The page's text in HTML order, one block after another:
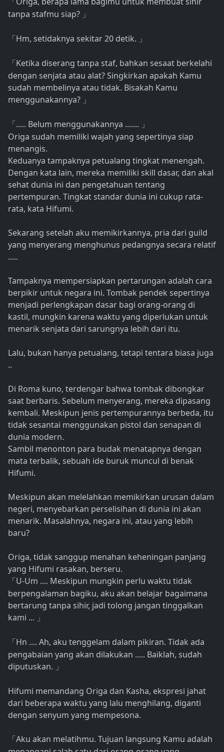
「
tanpa stafmu siap? 」
「 Hm, setidaknya sekitar 20 detik. 」
「 Ketika diserang tanpa staf, bahkan sesaat berkelahi
dengan senjata atau alat? Singkirkan apakah Kamu
sudah membelinya atau tidak. Bisakah Kamu
menggunakannya? 」
「 ..... Belum menggunakannya ....... 」
Origa sudah memiliki wajah yang sepertinya siap
menangis.
Keduanya tampaknya petualang tingkat menengah.
Dengan kata lain, mereka memiliki skill dasar, dan akal
sehat dunia ini dan pengetahuan tentang
pertempuran. Tingkat standar dunia ini cukup rata-
rata, kata Hifumi.
Sekarang setelah aku memikirkannya, pria dari guild
yang menyerang menghunus pedangnya secara relatif
.....
Tampaknya mempersiapkan pertarungan adalah cara
berpikir untuk negara ini. Tombak pendek sepertinya
menjadi perlengkapan dasar bagi orang-orang di
kastil, mungkin karena waktu yang diperlukan untuk
menarik senjata dari sarungnya lebih dari itu.
Lalu, bukan hanya petualang, tetapi tentara biasa juga
..
Di Roma kuno, terdengar bahwa tombak dibongkar
saat berbaris. Sebelum menyerang, mereka dipasang
kembali. Meskipun jenis pertempurannya berbeda, itu
tidak sesantai menggunakan pistol dan senapan di
dunia modern.
Sambil menonton para budak menatapnya dengan
mata terbalik, sebuah ide buruk muncul di benak
Hifumi.
Meskipun akan melelahkan memikirkan urusan dalam
negeri, menyebarkan perselisihan di dunia ini akan
menarik. Masalahnya, negara ini, atau yang lebih
baru?
Origa, tidak sanggup menahan keheningan panjang
yang Hifumi rasakan, berseru.
「 U-Um .... Meskipun mungkin perlu waktu tidak
berpengalaman bagiku, aku akan belajar bagaimana
bertarung tanpa sihir, jadi tolong jangan tinggalkan
kami ...
」
「 Hn .... Ah, aku tenggelam dalam pikiran. Tidak ada
pengabaian yang akan dilakukan ..... Baiklah, sudah
diputuskan.
」
Hifumi memandang Origa dan Kasha, ekspresi jahat
dari beberapa waktu yang lalu menghilang, diganti
dengan senyum yang mempesona.
「 Aku akan melatihmu. Tujuan langsung Kamu adalah